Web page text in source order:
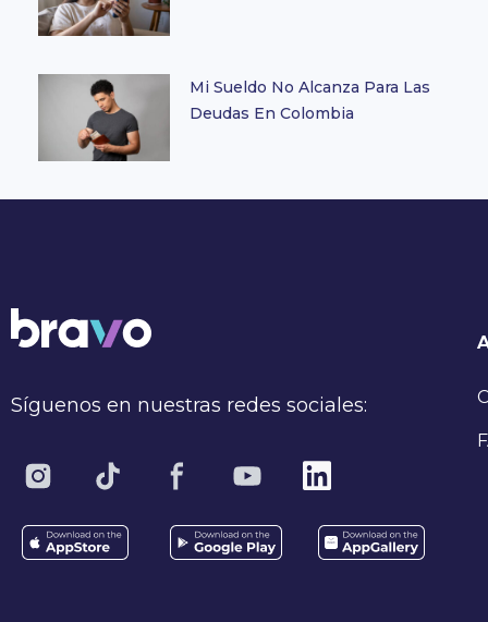
Mi Sueldo No Alcanza Para Las
Deudas En Colombia
Síguenos en nuestras redes sociales: